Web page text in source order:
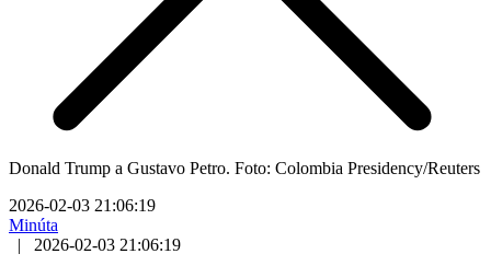
Donald Trump a Gustavo Petro. Foto: Colombia Presidency/Reuters
2026-02-03 21:06:19
Minúta
|
2026-02-03 21:06:19